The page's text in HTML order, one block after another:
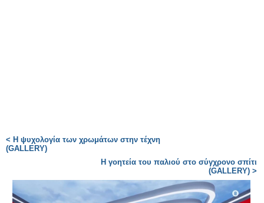
< Η ψυχολογία των χρωμάτων στην τέχνη
(GALLERY)
Η γοητεία του παλιού στο σύγχρονο σπίτι
(GALLERY) >